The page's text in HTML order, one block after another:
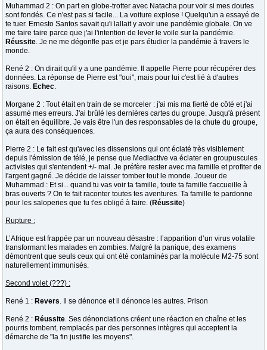
Muhammad 2 : On part en globe-trotter avec Natacha pour voir si mes doutes
sont fondés. Ce n'est pas si facile... La voiture explose ! Quelqu'un a essayé de
te tuer. Ernesto Santos savait qu'i lallait y avoir une pandémie globale. On ve
me faire taire parce que j'ai l'intention de lever le voile sur la pandémie.
Réussite. Je ne me dégonfle pas et je pars étudier la pandémie à travers le
monde.
René 2 : On dirait qu'il y a une pandémie. Il appelle Pierre pour récupérer des
données. La réponse de Pierre est "oui", mais pour lui c'est lié à d'autres
raisons. Echec.
Morgane 2 : Tout était en train de se morceler : j'ai mis ma fierté de côté et j'ai
assumé mes erreurs. J'ai brûlé les dernières cartes du groupe. Jusqu'à présent
on était en équilibre. Je vais être l'un des responsables de la chute du groupe,
ça aura des conséquences.
Pierre 2 : Le fait est qu'avec les dissensions qui ont éclaté très visiblement
depuis l'émission de télé, je pense que Mediactive va éclater en groupuscules
activistes qui s'entendent +/- mal. Je préfère rester avec ma famille et profiter de
l'argent gagné. Je décide de laisser tomber tout le monde. Joueur de
Muhammad : Et si... quand tu vas voir ta famille, toute ta famille t'accueille à
bras ouverts ? On te fait raconter toutes tes aventures. Ta famille te pardonne
pour les saloperies que tu t'es obligé à faire. (Réussite)
Rupture :
L’Afrique est frappée par un nouveau désastre : l’apparition d’un virus volatile
transformant les malades en zombies. Malgré la panique, des examens
démontrent que seuls ceux qui ont été contaminés par la molécule M2-75 sont
naturellement immunisés.
Second volet (???) :
René 1 : Revers. Il se dénonce et il dénonce les autres. Prison
René 2 : Réussite. Ses dénonciations créent une réaction en chaîne et les
pourris tombent, remplacés par des personnes intègres qui acceptent la
démarche de "la fin justifie les moyens".